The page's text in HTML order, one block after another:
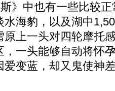
中也有一些比较正
海豹，以及湖中
上一头对四轮摩托
，一头能够自动将怀
爱变蓝，却又鬼使神